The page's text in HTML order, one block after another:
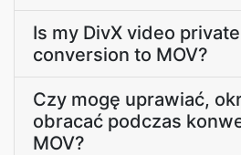
Is my DivX video
conversion to MOV?
Czy mogę uprawiać,
obracać podczas
MOV?